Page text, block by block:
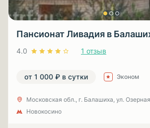
Пансионат Ливадия в
4.0 1 отзыв
от 1 000 ₽ в сутки Эконом
Московская обл., г. Балашиха, ул.
Новокосино